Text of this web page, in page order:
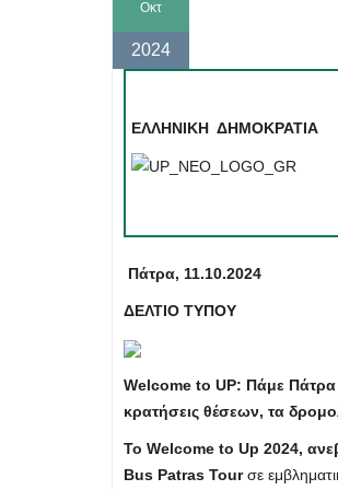
Οκτ
2024
ΕΛΛΗΝΙΚΗ ΔΗΜΟΚΡΑΤΙΑ
Πάτρα, 11.10.2024
ΔΕΛΤΙΟ ΤΥΠΟΥ
Welcome to UP: Πάμε Πάτρα
κρατήσεις θέσεων, τα
Το Welcome to Up 2024,
Bus Patras Tourσε